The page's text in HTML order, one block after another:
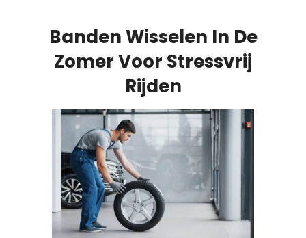
Banden Wisselen In De
Zomer Voor Stressvrij
Rijden